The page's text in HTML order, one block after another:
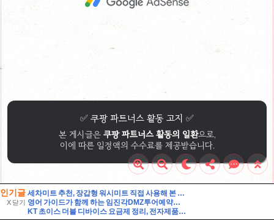
인기글
X 닫기
세차미트 추천, 장갑형 워시미트 직접 사용해 본 후기
영어 가이드가 함께 하는 임진각DMZ투어예약후기 외국인관광추천해요
KT 초이스 더블 디바이스 요금제 정리, 전자제품 구독하기